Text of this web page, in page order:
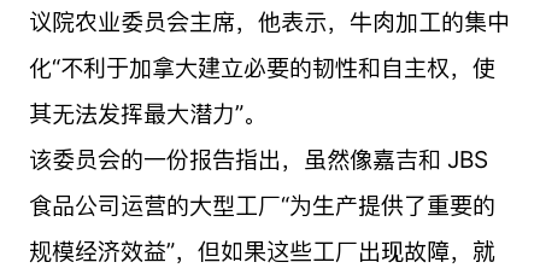
议院农业委员会主席，他表示，牛肉加工的集中
化“不利于加拿大建立必要的韧性和自主权，使
其无法发挥最大潜力”。
该委员会的一份报告指出，虽然像嘉吉和 JBS
食品公司运营的大型工厂“为生产提供了重要的
规模经济效益”，但如果这些工厂出现故障，就